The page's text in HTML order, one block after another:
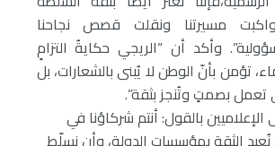
واكبت مسيرتنا ونقلت قصص نجاحنا
وأكد أن “الريجي حكايةُ التزامٍ
تؤمن بأنّ الوطن لا يُبنى بالشعارات، بل
تعمل بصمتٍ وتُنجز بثقة”.
بالقول: أنتم شركاؤنا في
الثقة بمؤسسات الدولة، وأن نسلّط